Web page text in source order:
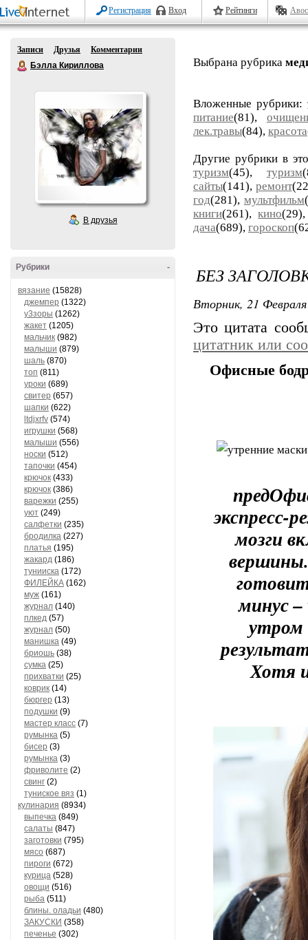
Регистрация Вход Рейтинги
Записи Друзья
Комментарии
Бэлла Кириллова
В друзья
-
Рубрики
вязание (15828)
джемпер (1322)
у3зоры (1262)
жакет (1205)
мальчик (982)
малыши (879)
шаль (870)
топ (811)
уроки (689)
свитер (657)
шапки (622)
ltdjxrfv (574)
игрушки (568)
малыши (556)
носки (512)
тапочки (454)
крючок (433)
крючок (386)
варежки (255)
уют (249)
салфетки (235)
бродилка (227)
платья (195)
жакард (186)
тунииска (172)
ФИЛЕЙКА (162)
муж (161)
журнал (140)
плкед (57)
журнал (50)
манишка (49)
бриошь (38)
сумка (25)
прихватки (25)
коврик (14)
бюргер (13)
подушки (9)
мастер класс (7)
румынка (5)
бисер (3)
румынка (3)
фриволите (2)
свинг (2)
туниское вяз (1)
кулинария (8934)
выпечка (849)
салаты (847)
заготовки (795)
мясо (687)
пироги (672)
курица (528)
овощи (516)
рыба (511)
блины. оладьи (480)
ЗАКУСКИ (358)
печенье (302)
Выбрана рубрика
Вложенные рубрики:
питание(81),
лек.травы(84), красота
Другие рубрики в
туризм(45), туризм
сайты(141), ремонт
год(281), мультфильм
книги(261),кино
дача(689), гороскоп
БЕЗ
Вторник, 21
Это цитата
цитатник или
Офисные
экспресс-
мозги
минус
утром
Хотя